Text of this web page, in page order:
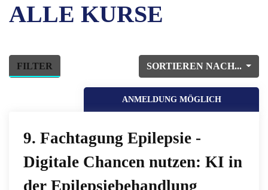
ALLE KURSE
SORTIEREN NACH...
FILTER
ANMELDUNG MÖGLICH
9. Fachtagung Epilepsie -
Digitale Chancen nutzen: KI in
der Epilepsiebehandlung